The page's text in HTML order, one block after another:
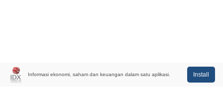
Informasi ekonomi, saham dan keuangan dalam satu aplikasi. Install